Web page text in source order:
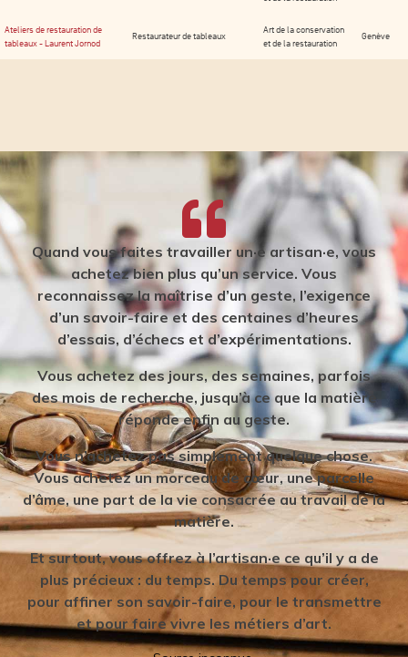
Ateliers de restauration de
tableaux - Laurent Jornod
Restaurateur de tableaux
Art de la conservation
et de la restauration
Genève
Quand vous faites travailler un·e artisan·e, vous
achetez bien plus qu’un service. Vous
reconnaissez la maîtrise d’un geste, l’exigence
d’un savoir-faire et des centaines d’heures
d’essais, d’échecs et d’expérimentations.
Vous achetez des jours, des semaines, parfois
des mois de recherche, jusqu’à ce que la matière
réponde enfin au geste.
Vous n’achetez pas simplement quelque chose.
Vous achetez un morceau de cœur, une parcelle
d’âme, une part de la vie consacrée au travail de la
matière.
Et surtout, vous offrez à l’artisan·e ce qu’il y a de
plus précieux : du temps. Du temps pour créer,
pour affiner son savoir-faire, pour le transmettre
et pour faire vivre les métiers d’art.